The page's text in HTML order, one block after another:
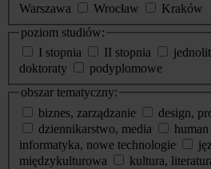
Warszawa
Wrocław
Kraków
poziom studiów:
I stopnia
II stopnia
doktoraty
podyplomowe
obszar tematyczny:
biznes, zarządzanie
design,
dziennikarstwo, media
human
informatyka, nowe technologie
międzykulturowa
kultura,